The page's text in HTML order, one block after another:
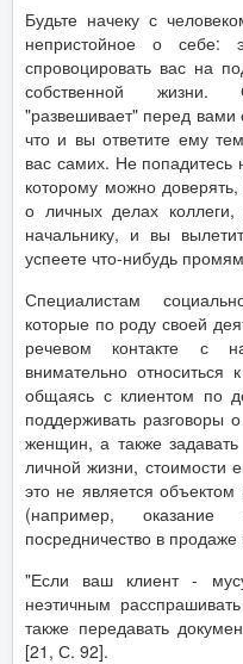
Будьте начеку с
непристойное о себе:
спровоцировать вас на
собственной жизни.
"развешивает" перед вами
что и вы ответите ему
вас самих. Не попадитесь
которому можно
о личных делах
начальнику, и вы
успеете что-нибудь
Специалистам
которые по роду своей
речевом контакте с
внимательно относиться
общаясь с клиентом по
поддерживать разговоры
женщин, а также
личной жизни, стоимости
это не является объектом
(например, оказание
посредничество в
"Если ваш клиент -
неэтичным
также передавать
[21, С. 92].